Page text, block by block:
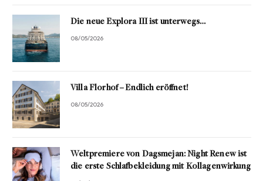
Die neue Explora III ist unterwegs…
08/05/2026
Villa Florhof – Endlich eröffnet!
08/05/2026
Weltpremiere von Dagsmejan: Night Renew ist
die erste Schlafbekleidung mit Kollagenwirkung